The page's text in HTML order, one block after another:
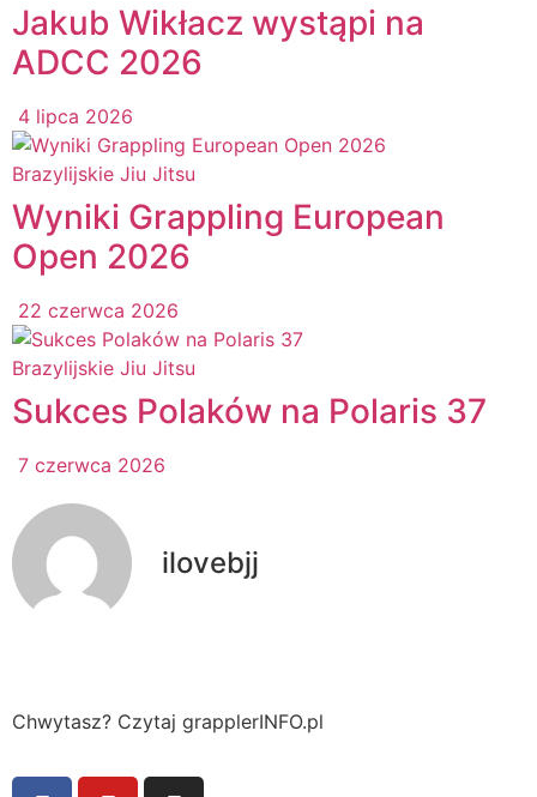
Jakub Wikłacz wystąpi na
ADCC 2026
4 lipca 2026
Brazylijskie Jiu Jitsu
Wyniki Grappling European
Open 2026
22 czerwca 2026
Brazylijskie Jiu Jitsu
Sukces Polaków na Polaris 37
7 czerwca 2026
ilovebjj
Chwytasz? Czytaj grapplerINFO.pl